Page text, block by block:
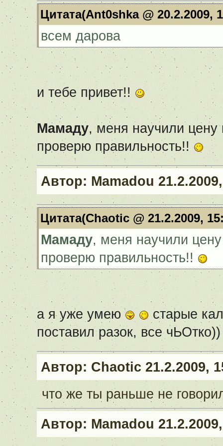
Цитата(Ant0shka @ 20.2.2009,
всем дарова
и тебе привет!!
Мамаду, меня научили цену
проверю правильность!!
Автор: Mamadou
Цитата(Chaotic @ 21.2.2009,
Мамаду, меня научили
проверю правильность!!
а я уже умею
старые
поставил разок, все чЬОтко))
Автор: Chaotic 21.2.2009,
что же ты раньше не
Автор: Mamadou